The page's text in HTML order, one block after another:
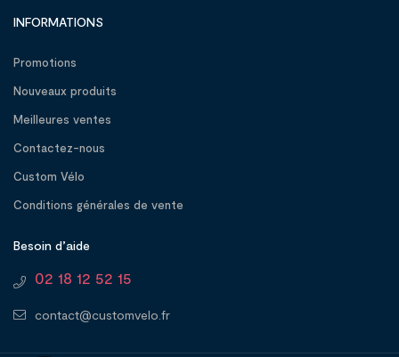
INFORMATIONS
Promotions
Nouveaux produits
Meilleures ventes
Contactez-nous
Custom Vélo
Conditions générales de vente
Besoin d’aide
02 18 12 52 15
contact@customvelo.fr